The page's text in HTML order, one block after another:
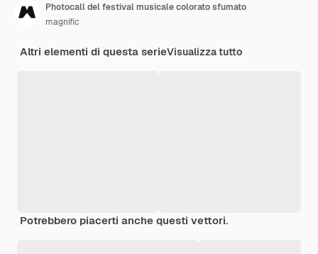
Photocall del festival musicale colorato sfumato
magnific
Altri elementi di questa serieVisualizza tutto
Potrebbero piacerti anche questi vettori.